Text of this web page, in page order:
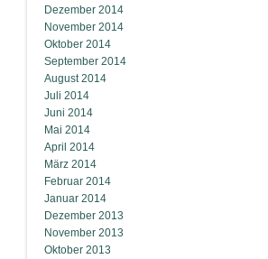
Dezember 2014
November 2014
Oktober 2014
September 2014
August 2014
Juli 2014
Juni 2014
Mai 2014
April 2014
März 2014
Februar 2014
Januar 2014
Dezember 2013
November 2013
Oktober 2013